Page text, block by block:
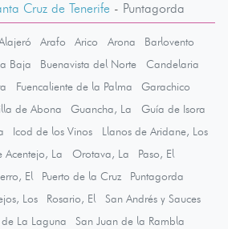
Cruz de Tenerife- Puntagorda
Arafo Arico Arona
Barlovento
Baja Buenavista del Norte
Candelaria
Fuencaliente de la Palma
Garachico
de Abona Guancha, La
Guía de Isora
Icod de los Vinos
Llanos de Aridane, Los
Acentejo, La
Orotava, La
Paso, El
El
Puerto de la Cruz
Puntagorda
Los Rosario, El
San Andrés y Sauces
La Laguna
San Juan de la Rambla